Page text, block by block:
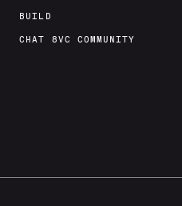
BUILD
CHAT 8VC COMMUNITY